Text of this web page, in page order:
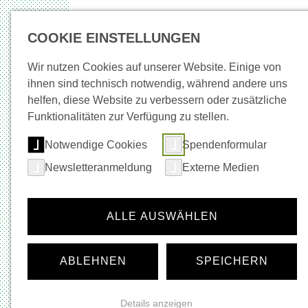
Neuigkeiten Wege in Arbeit Beratung +
Startseite Familienbildung Neuigkeiten
Für Eltern
Für Institutionen / Fortbildungen
COOKIE EINSTELLUNGEN
Wir nutzen Cookies auf unserer Website. Einige von
ihnen sind technisch notwendig, während andere uns
helfen, diese Website zu verbessern oder zusätzliche
Funktionalitäten zur Verfügung zu stellen.
Notwendige Cookies
Spendenformular
Newsletteranmeldung
Externe Medien
ALLE AUSWÄHLEN
ABLEHNEN SPEICHERN
Details anzeigen